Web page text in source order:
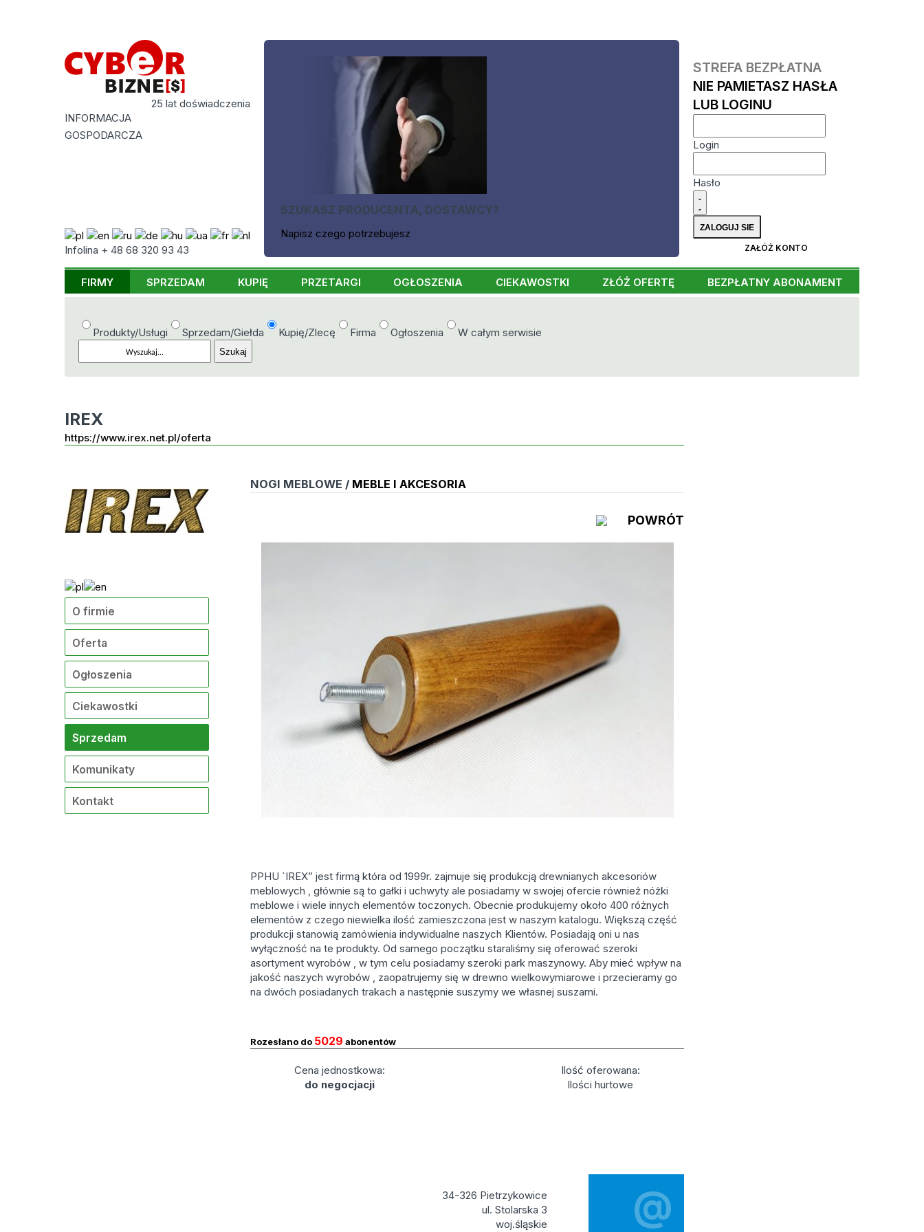
25 lat doświadczenia
INFORMACJA
GOSPODARCZA
Infolina + 48 68 320 93 43
SZUKASZ PRODUCENTA, DOSTAWCY?
Napisz czego potrzebujesz
STREFA BEZPŁATNA
NIE PAMIETASZ HASŁA
LUB LOGINU
Login
Hasło
ZAŁÓŻ KONTO
FIRMY SPRZEDAM KUPIĘ PRZETARGI OGŁOSZENIA CIEKAWOSTKI ZŁÓŻ OFERTĘ BEZPŁATNY ABONAMENT
Produkty/Usługi Sprzedam/Giełda Kupię/Zlecę Firma Ogłoszenia W całym serwisie
IREX
https://www.irex.net.pl/oferta
O firmie
Oferta
Ogłoszenia
Ciekawostki
Sprzedam
Komunikaty
Kontakt
NOGI MEBLOWE / MEBLE I AKCESORIA
POWRÓT
PPHU `IREX” jest firmą która od 1999r. zajmuje się produkcją drewnianych akcesoriów
meblowych , głównie są to gałki i uchwyty ale posiadamy w swojej ofercie również nóżki
meblowe i wiele innych elementów toczonych. Obecnie produkujemy około 400 różnych
elementów z czego niewielka ilość zamieszczona jest w naszym katalogu. Większą część
produkcji stanowią zamówienia indywidualne naszych Klientów. Posiadają oni u nas
wyłączność na te produkty. Od samego początku staraliśmy się oferować szeroki
asortyment wyrobów , w tym celu posiadamy szeroki park maszynowy. Aby mieć wpływ na
jakość naszych wyrobów , zaopatrujemy się w drewno wielkowymiarowe i przecieramy go
na dwóch posiadanych trakach a następnie suszymy we własnej suszarni.
Rozesłano do 5029 abonentów
Cena jednostkowa:
do negocjacji
Ilość oferowana:
Ilości hurtowe
34-326 Pietrzykowice
ul. Stolarska 3
woj.śląskie
@